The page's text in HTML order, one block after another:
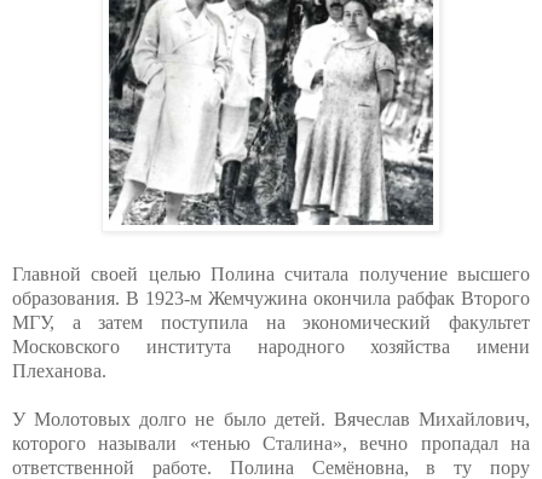
Главной своей целью Полина считала получение высшего
образования. В 1923-м Жемчужина окончила рабфак Второго
МГУ, а затем поступила на экономический факультет
Московского института народного хозяйства имени
Плеханова.
У Молотовых долго не было детей. Вячеслав Михайлович,
которого называли «тенью Сталина», вечно пропадал на
ответственной работе. Полина Семёновна, в ту пору